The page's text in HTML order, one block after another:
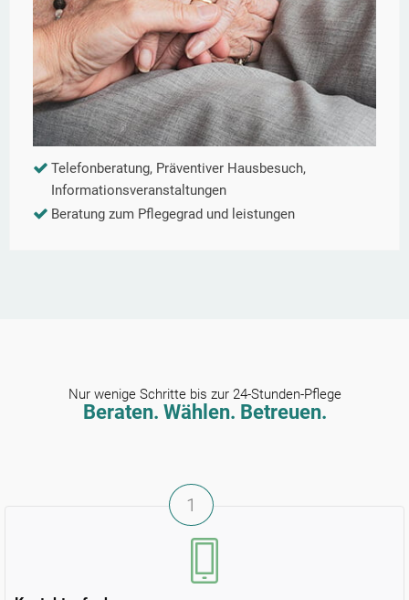
Telefonberatung, Präventiver Hausbesuch,
Informationsveranstaltungen
Beratung zum Pflegegrad und leistungen
Nur wenige Schritte bis zur 24-Stunden-Pflege
Beraten. Wählen. Betreuen.
1